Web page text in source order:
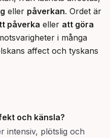
eller påverkan. Ordet är
påverka eller att göra
i många
affect och tyskans
och känsla?
intensiv, plötslig och